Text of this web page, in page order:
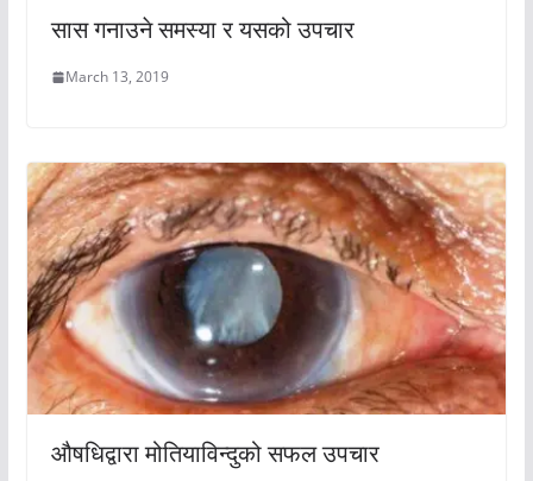
सास गनाउने समस्या र यसको उपचार
March 13, 2019
औषधिद्वारा मोतियाविन्दुको सफल उपचार